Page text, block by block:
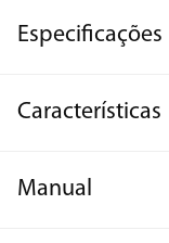
Especificações
Características
Manual